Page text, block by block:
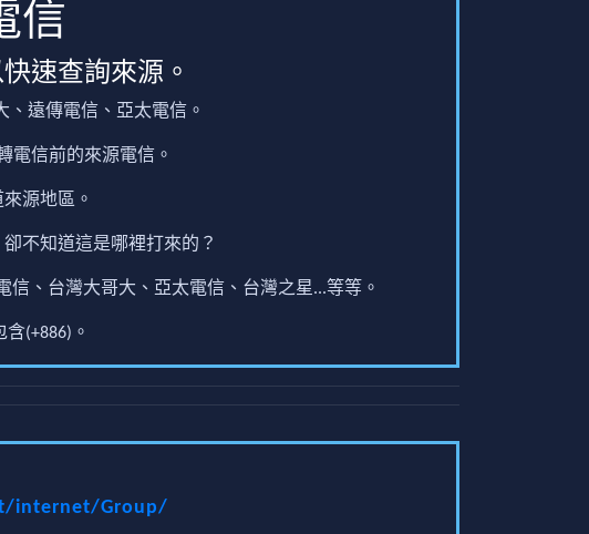
信
速查詢來源。
、遠傳電信、亞太電信。
電信前的來源電信。
源地區。
不知道這是哪裡打來的？
、台灣大哥大、亞太電信、台灣之星...等等。
(+886)。
internet/Group/